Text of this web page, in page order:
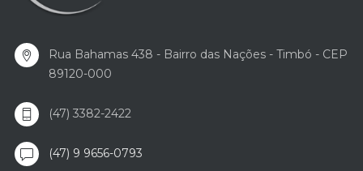
Rua Bahamas 438 - Bairro das Nações - Timbó - CEP
89120-000
(47) 3382-2422
(47) 9 9656-0793